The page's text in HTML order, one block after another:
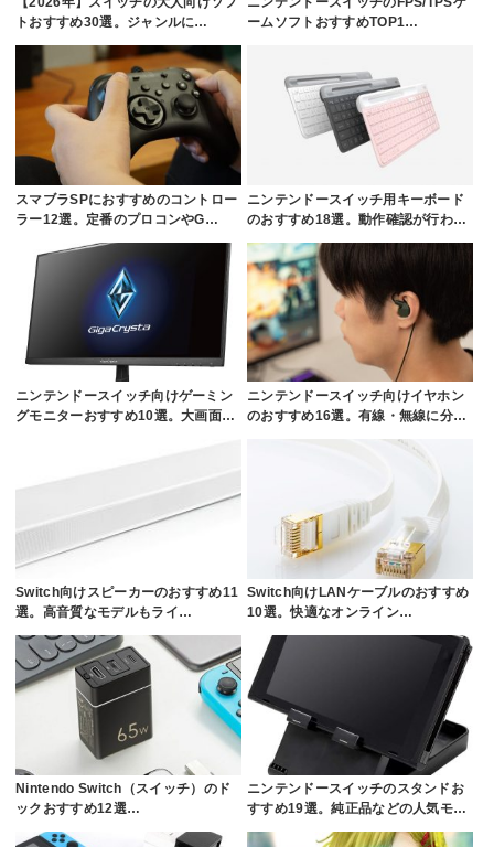
トおすすめ30選。ジャンルに…
ームソフトおすすめTOP1…
スマブラSPにおすすめのコントロー
ラー12選。定番のプロコンやG…
ニンテンドースイッチ用キーボード
のおすすめ18選。動作確認が行わ…
ニンテンドースイッチ向けゲーミン
グモニターおすすめ10選。大画面…
ニンテンドースイッチ向けイヤホン
のおすすめ16選。有線・無線に分…
Switch向けスピーカーのおすすめ11
選。高音質なモデルもライ…
Switch向けLANケーブルのおすすめ
10選。快適なオンライン…
Nintendo Switch（スイッチ）のド
ックおすすめ12選…
ニンテンドースイッチのスタンドお
すすめ19選。純正品などの人気モ…